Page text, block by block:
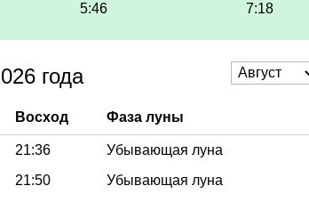
5:46
7:18
года
Восход Фаза луны
21:36 Убывающая луна
21:50 Убывающая луна